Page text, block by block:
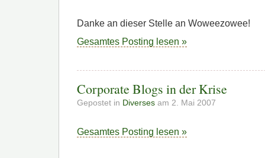
Danke an dieser Stelle an Woweezowee!
Gesamtes Posting lesen »
Corporate Blogs in der Krise
Gepostet in Diverses am 2. Mai 2007
Gesamtes Posting lesen »